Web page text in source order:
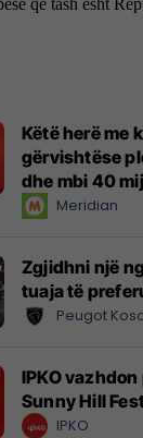
Këtë herë me
gërvishtëse
dhe mbi 40
instant!Meridian
Zgjidhni një
tuaja të
Peugot
IPKO
Sunny Hill
IPKO